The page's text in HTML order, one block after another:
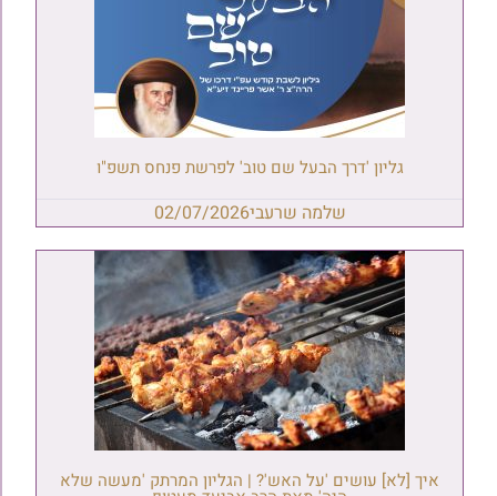
גליון 'דרך הבעל שם טוב' לפרשת פנחס תשפ"ו
שלמה שרעבי02/07/2026
איך [לא] עושים 'על האש'? | הגליון המרתק 'מעשה שלא